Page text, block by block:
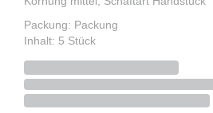
Packung: Packung
Inhalt: 5 Stück